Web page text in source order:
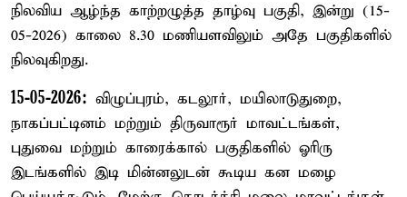
நிலவிய ஆழ்ந்த காற்றழுத்த தாழ்வு பகுதி, இன்று (15-
05-2026) காலை 8.30 மணியளவிலும் அதே பகுதிகளில்
நிலவுகிறது.
15-05-2026: விழுப்புரம், கடலூர், மயிலாடுதுறை,
நாகப்பட்டினம் மற்றும் திருவாரூர் மாவட்டங்கள்,
புதுவை மற்றும் காரைக்கால் பகுதிகளில் ஓரிரு
இடங்களில் இடி மின்னலுடன் கூடிய கன மழை